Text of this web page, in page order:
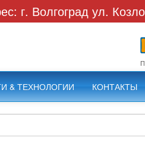
Волгоград ул.
& ТЕХНОЛОГИИ КОНТАКТЫ